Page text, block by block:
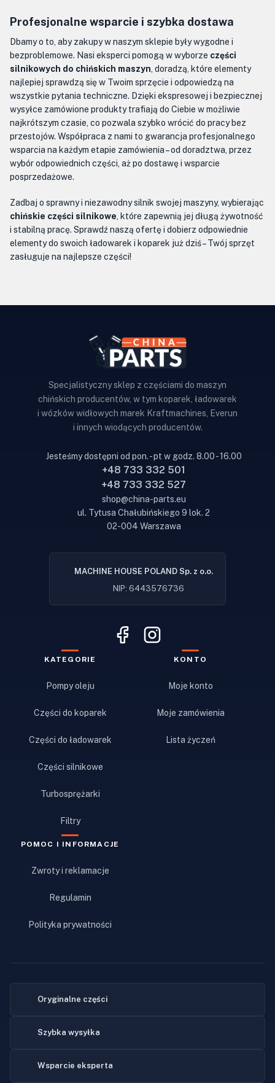
Profesjonalne wsparcie i szybka dostawa
Dbamy o to, aby zakupy w naszym sklepie były wygodne i
bezproblemowe. Nasi eksperci pomogą w wyborze części
silnikowych do chińskich maszyn , doradzą, które elementy
najlepiej sprawdzą się w Twoim sprzęcie i odpowiedzą na
wszystkie pytania techniczne. Dzięki ekspresowej i bezpiecznej
wysyłce zamówione produkty trafiają do Ciebie w możliwie
najkrótszym czasie, co pozwala szybko wrócić do pracy bez
przestojów. Współpraca z nami to gwarancja profesjonalnego
wsparcia na każdym etapie zamówienia – od doradztwa, przez
wybór odpowiednich części, aż po dostawę i wsparcie
posprzedażowe.
Zadbaj o sprawny i niezawodny silnik swojej maszyny, wybierając
chińskie części silnikowe , które zapewnią jej długą żywotność
i stabilną pracę. Sprawdź naszą ofertę i dobierz odpowiednie
elementy do swoich ładowarek i koparek już dziś – Twój sprzęt
zasługuje na najlepsze części!
Specjalistyczny sklep z częściami do maszyn
chińskich producentów, w tym koparek, ładowarek
i wózków widłowych marek Kraftmachines, Everun
i innych wiodących producentów.
Jesteśmy dostępni od pon. - pt w godz. 8.00 - 16.00
+48 733 332 501
+48 733 332 527
shop@china-parts.eu
ul. Tytusa Chałubińskiego 9 lok. 2
02-004 Warszawa
MACHINE HOUSE POLAND Sp. z o.o.
NIP: 6443576736
KATEGORIE
Pompy oleju
Części do koparek
Części do ładowarek
Części silnikowe
Turbosprężarki
Filtry
KONTO
Moje konto
Moje zamówienia
Lista życzeń
POMOC I INFORMACJE
Zwroty i reklamacje
Regulamin
Polityka prywatności
Oryginalne części
Szybka wysyłka
Wsparcie eksperta